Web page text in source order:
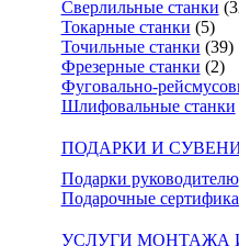
Сверлильные станки
Токарные станки (5)
Точильные станки (39)
Фрезерные станки (2)
Фуговально-
Шлифовальные станки
ПОДАРКИ И
Подарки руководителю
Подарочные
УСЛУГИ МОНТАЖА